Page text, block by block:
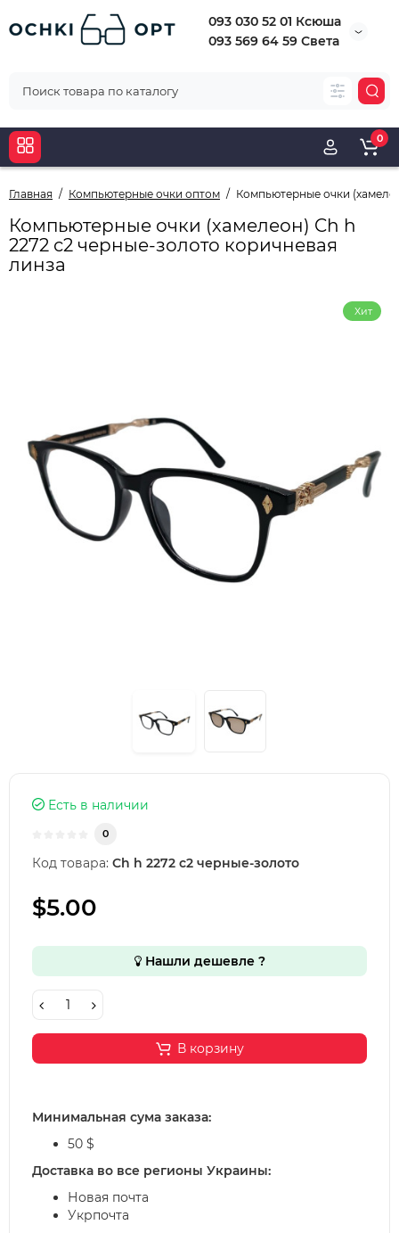
093 030 52 01 Ксюша
093 569 64 59 Света
0
Главная Компьютерные очки оптом Компьютерные очки
Компьютерные очки (хамелеон) Ch h
2272 с2 черные-золото коричневая
линза
Хит
Есть в наличии
0
Код товара: Ch h 2272 с2 черные-золото
$5.00
Нашли дешевле ?
В корзину
Минимальная сума заказа:
50 $
Доставка во все регионы Украины:
Новая почта
Укрпочта